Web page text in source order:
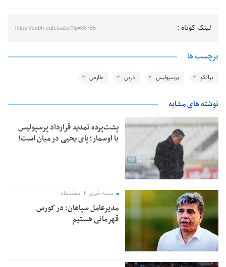
لینک کوتاه : https://sobh-eqtesad.ir/?p=35785
برچسب ها
برانکو پرسپولیس دربی طارمی
نوشته های مشابه
پشت‌پرده تمدید قرارداد پرسپولیس
با اوسمار؛ پای یحیی در میان است!
بسته خبری ۴ اسفندماه؛
مدیرعامل سپاهان: در کورس
قهرمانی هستیم